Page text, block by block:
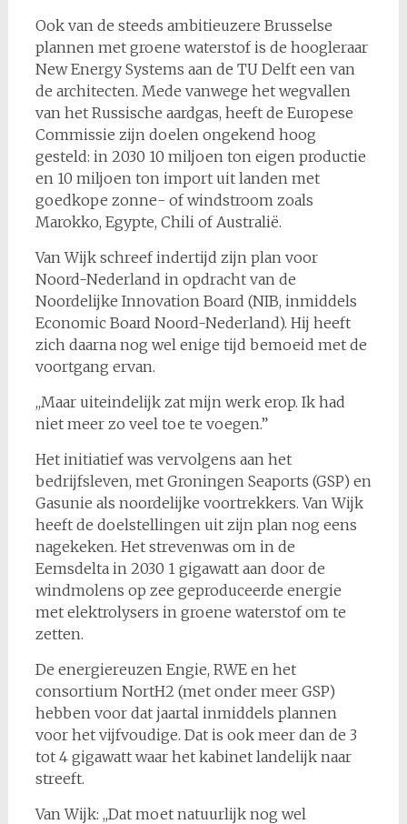
Ook van de steeds ambitieuzere Brusselse
plannen met groene waterstof is de hoogleraar
New Energy Systems aan de TU Delft een van
de architecten. Mede vanwege het wegvallen
van het Russische aardgas, heeft de Europese
Commissie zijn doelen ongekend hoog
gesteld: in 2030 10 miljoen ton eigen productie
en 10 miljoen ton import uit landen met
goedkope zonne- of windstroom zoals
Marokko, Egypte, Chili of Australië.
Van Wijk schreef indertijd zijn plan voor
Noord-Nederland in opdracht van de
Noordelijke Innovation Board (NIB, inmiddels
Economic Board Noord-Nederland). Hij heeft
zich daarna nog wel enige tijd bemoeid met de
voortgang ervan.
,,Maar uiteindelijk zat mijn werk erop. Ik had
niet meer zo veel toe te voegen.”
Het initiatief was vervolgens aan het
bedrijfsleven, met Groningen Seaports (GSP) en
Gasunie als noordelijke voortrekkers. Van Wijk
heeft de doelstellingen uit zijn plan nog eens
nagekeken. Het strevenwas om in de
Eemsdelta in 2030 1 gigawatt aan door de
windmolens op zee geproduceerde energie
met elektrolysers in groene waterstof om te
zetten.
De energiereuzen Engie, RWE en het
consortium NortH2 (met onder meer GSP)
hebben voor dat jaartal inmiddels plannen
voor het vijfvoudige. Dat is ook meer dan de 3
tot 4 gigawatt waar het kabinet landelijk naar
streeft.
Van Wijk: ,,Dat moet natuurlijk nog wel